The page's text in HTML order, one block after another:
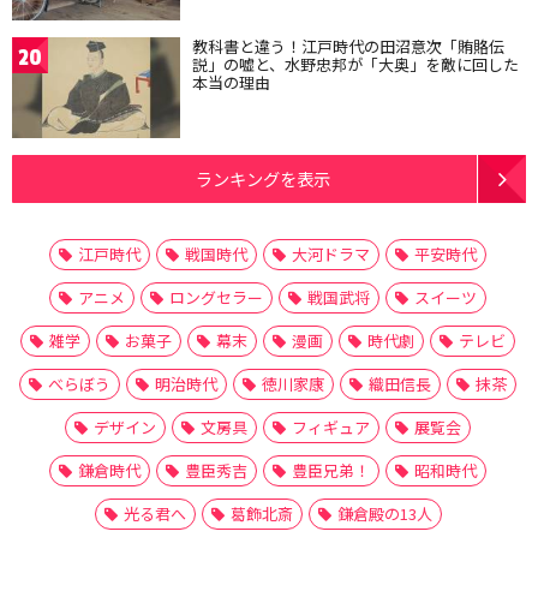
20 教科書と違う！江戸時代の田沼意次「賄賂伝
説」の嘘と、水野忠邦が「大奥」を敵に回した
本当の理由
ランキングを表示
江戸時代 戦国時代 大河ドラマ
平安時代
アニメ
ロングセラー 戦国武将
スイーツ
雑学
お菓子 幕末 漫画 時代劇
テレビ
べらぼう
明治時代 徳川家康 織田信長
抹茶
デザイン
文房具 フィギュア
展覧会
鎌倉時代
豊臣秀吉 豊臣兄弟！
昭和時代
光る君へ
葛飾北斎 鎌倉殿の13人